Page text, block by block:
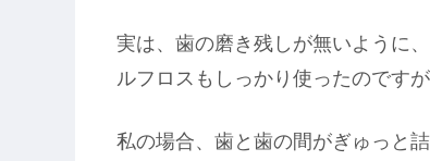
実は、歯の磨き残しが無いように
ルフロスもしっかり使ったのです
私の場合、歯と歯の間がぎゅっと